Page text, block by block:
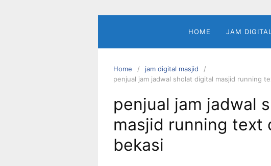
HOME JAM
Home
jam digital masjid
penjual jam jadwal sholat digital masjid running
penjual jam jadwal
masjid running text
bekasi